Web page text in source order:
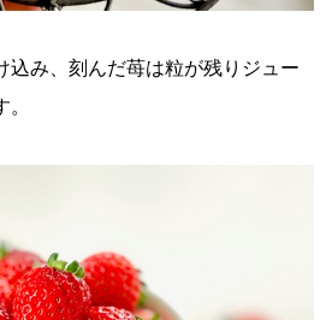
込み、刻んだ苺は粒が残りジュー